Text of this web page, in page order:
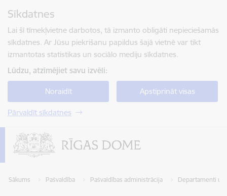
Sīkdatnes
Lai šī tīmekļvietne darbotos, tā izmanto obligāti nepieciešamās
sīkdatnes. Ar Jūsu piekrišanu papildus šajā vietnē var tikt
izmantotas statistikas un sociālo mediju sīkdatnes.
Lūdzu, atzīmējiet savu izvēli:
Noraidīt Apstiprināt visas
Pārvaldīt sīkdatnes
Sākums Pašvaldība Pašvaldības administrācija Departamenti un